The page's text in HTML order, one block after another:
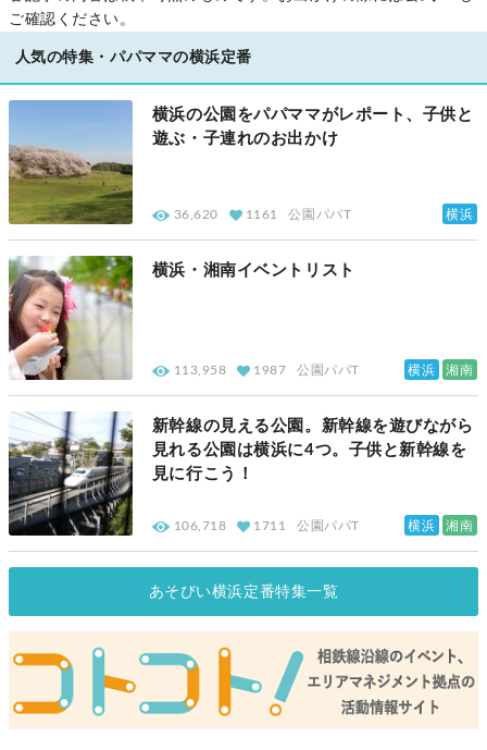
ご確認ください。
人気の特集・パパママの横浜定番
横浜の公園をパパママがレポート、子供と
遊ぶ・子連れのお出かけ
36,620 1161 公園パパT 横浜
横浜・湘南イベントリスト
113,958 1987 公園パパT 横浜 湘南
新幹線の見える公園。新幹線を遊びながら
見れる公園は横浜に4つ。子供と新幹線を
見に行こう！
106,718 1711 公園パパT 横浜 湘南
あそびい横浜定番特集一覧